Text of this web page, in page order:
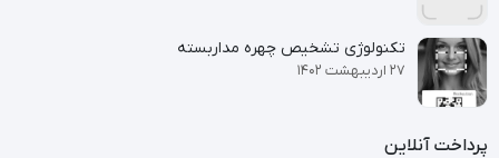
تکنولوژی تشخیص چهره مداربسته
۲۷ اردیبهشت ۱۴۰۲
پرداخت آنلاین